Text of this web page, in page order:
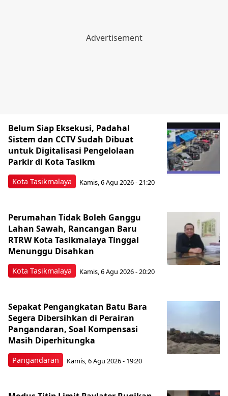
Kota Tasikmalaya
Belum Siap Eksekusi, Padahal
Sistem dan CCTV Sudah Dibuat
untuk Digitalisasi Pengelolaan
Parkir di Kota Tasikm
Kamis, 6 Agu 2026 - 21:20
Kota Tasikmalaya
Perumahan Tidak Boleh Ganggu
Lahan Sawah, Rancangan Baru
RTRW Kota Tasikmalaya Tinggal
Menunggu Disahkan
Kamis, 6 Agu 2026 - 20:20
Pangandaran
Sepakat Pengangkatan Batu Bara
Segera Dibersihkan di Perairan
Pangandaran, Soal Kompensasi
Masih Diperhitungka
Kamis, 6 Agu 2026 - 19:20